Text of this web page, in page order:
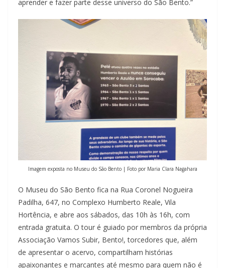
aprender e fazer parte desse universo do São Bento.”
Imagem exposta no Museu do São Bento | Foto por Maria Clara Nagahara
O Museu do São Bento fica na Rua Coronel Nogueira
Padilha, 647, no Complexo Humberto Reale, Vila
Hortência, e abre aos sábados, das 10h às 16h, com
entrada gratuita. O tour é guiado por membros da própria
Associação Vamos Subir, Bento!, torcedores que, além
de apresentar o acervo, compartilham histórias
apaixonantes e marcantes até mesmo para quem não é